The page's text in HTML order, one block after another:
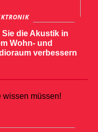
Sie die Akustik in
Wohn- und
verbessern
wissen müssen!